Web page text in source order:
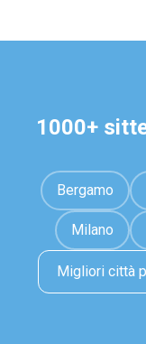
1000+
Bergamo
Milano
Migliori città